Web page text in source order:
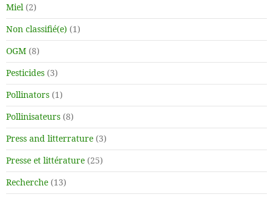
Miel (2)
Non classifié(e) (1)
OGM (8)
Pesticides (3)
Pollinators (1)
Pollinisateurs (8)
Press and litterrature (3)
Presse et littérature (25)
Recherche (13)